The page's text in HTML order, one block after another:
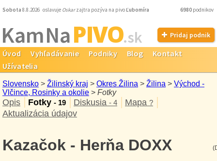
Sobota 8.8.2026 oslavuje Oskarzajtra pozýva na pivo Ľubomíra 6980 podnikov
Kam NaPIVO.sk Pridaj podnik
Úvod Vyhľadávanie Podniky Blog
Kontakt
Užívatelia
Slovensko > Žilinský kraj > Okres Žilina > Žilina > Východ -
Vlčince, Rosinky a okolie > Fotky
Opis Fotky - 19 Diskusia - 4 Mapa ?
Aktualizácia údajov
Kazačok - Herňa DOXX